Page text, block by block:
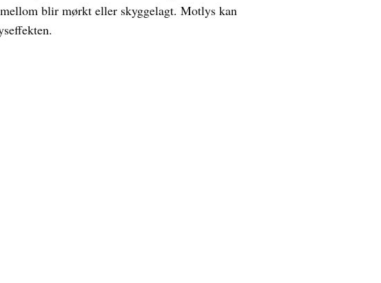
blir mørkt eller skyggelagt. Motlys kan